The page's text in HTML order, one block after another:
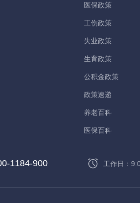
医保政策
工伤政策
失业政策
生育政策
公积金政策
政策速递
养老百科
医保百科
1184-900 工作日：